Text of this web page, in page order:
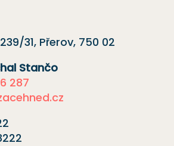
31, Přerov, 750 02
Stančo
287